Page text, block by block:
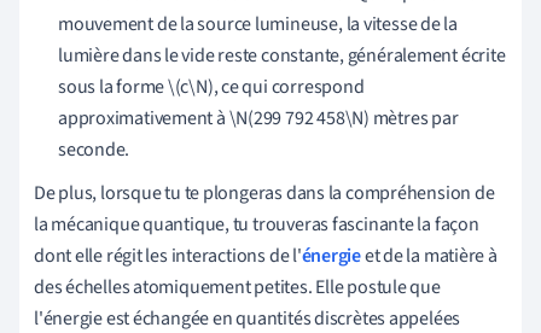
mouvement de la source lumineuse, la vitesse de la
lumière dans le vide reste constante, généralement écrite
sous la forme \(c\N), ce qui correspond
approximativement à \N(299 792 458\N) mètres par
seconde.
De plus, lorsque tu te plongeras dans la compréhension de
la mécanique quantique, tu trouveras fascinante la façon
dont elle régit les interactions de l'énergieet de la matière à
des échelles atomiquement petites. Elle postule que
l'énergie est échangée en quantités discrètes appelées